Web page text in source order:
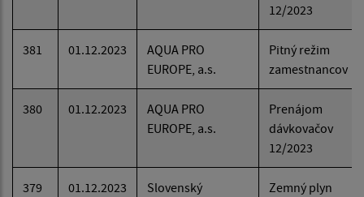
12/2023
381 01.12.2023
AQUA PRO
EUROPE, a.s.
Pitný režim
zamestnancov
380 01.12.2023
AQUA PRO
EUROPE, a.s.
Prenájom
dávkovačov
12/2023
379 01.12.2023
Slovenský
Zemný plyn